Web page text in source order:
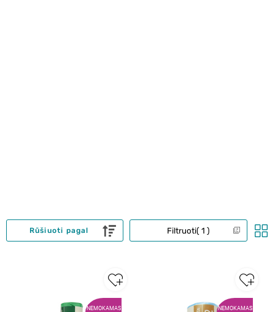
Filtruoti 1
Rūšiuoti pagal
NEMOKAMAS
NEMOKAMAS